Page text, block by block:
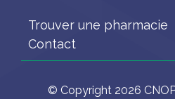
Trouver une pharmacie
Contact
© Copyright 2026